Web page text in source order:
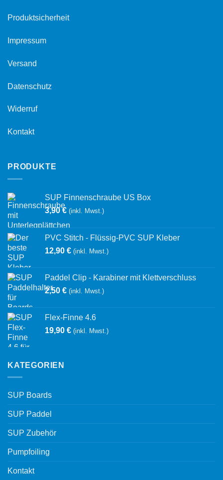
Produktsicherheit
Impressum
Versand
Datenschutz
Widerruf
Kontakt
PRODUKTE
SUP Finnenschraube US Box
3,90€ (inkl. Mwst.)
PVC Stitch - Flüssig-PVC SUP Kleber
12,90 € (inkl. Mwst.)
Paddel Clip - Karabiner mit Klettverschluss
2,50 € (inkl. Mwst.)
Flex-Finne 4.6
19,90 € (inkl. Mwst.)
KATEGORIEN
SUP Boards
SUP Paddel
SUP Zubehör
Pumpfoiling
Kontakt